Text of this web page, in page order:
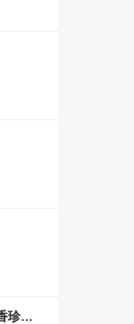
嘉義車頭火雞肉飯（永香珍食堂）